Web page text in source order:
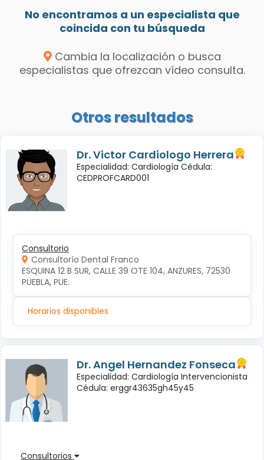
No encontramos a un especialista que
coincida con tu búsqueda
Cambia la localización o busca
especialistas que ofrezcan vídeo consulta.
Otros resultados
Dr. Victor Cardiologo Herrera
Especialidad: Cardiología Cédula:
CEDPROFCARD001
Consultorio
Consultorío Dental Franco
ESQUINA 12 B SUR, CALLE 39 OTE 104, ANZURES, 72530
PUEBLA, PUE.
Horarios disponibles
Dr. Angel Hernandez Fonseca
Especialidad: Cardiología Intervencionista
Cédula: erggr43635gh45y45
Consultorios